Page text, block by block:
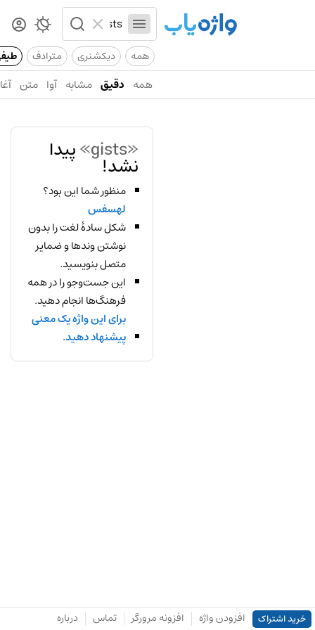
همه دیکشنری مترادف
همه دقیق مشابه آوا متن
«gists» پیدا
نشد!
منظور شما این بود؟
لهسفس
شکل سادهٔ لغت را بدون
نوشتن وندها و ضمایر
متصل بنویسید.
این جست‌وجو را در همه
فرهنگ‌ها انجام دهید.
برای این واژه یک معنی
پیشنهاد دهید.
خرید اشتراک افزودن واژه افزونه مرورگر تماس درباره